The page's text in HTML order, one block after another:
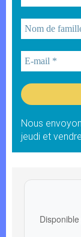
Nous
jeudi et